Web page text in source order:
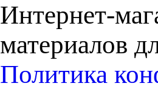
Интернет-
материалов
Политика